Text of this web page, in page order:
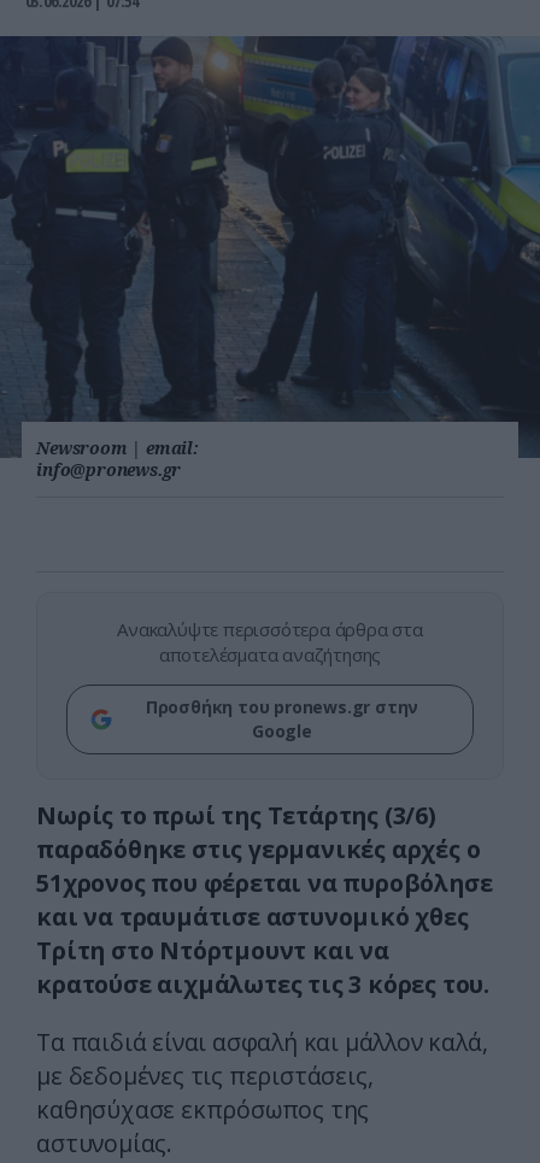
Newsroom | email:
info@pronews.gr
Ανακαλύψτε περισσότερα άρθρα στα
αποτελέσματα αναζήτησης
Προσθήκη του pronews.gr στην
Google
Νωρίς το πρωί της Τετάρτης (3/6)
παραδόθηκε στις γερμανικές αρχές ο
51χρονος που φέρεται να πυροβόλησε
και να τραυμάτισε αστυνομικό χθες
Τρίτη στο Ντόρτμουντ και να
κρατούσε αιχμάλωτες τις 3 κόρες του.
Τα παιδιά είναι ασφαλή και μάλλον καλά,
με δεδομένες τις περιστάσεις,
καθησύχασε εκπρόσωπος της
αστυνομίας.